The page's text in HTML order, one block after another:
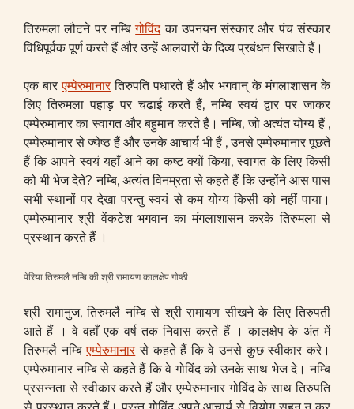
तिरुमला लौटने पर नम्बिगोविंदका उपनयन संस्कार और पंच संस्कार
विधिपूर्वक पूर्ण करते हैं और उन्हें आलवारों के दिव्य प्रबंधन सिखाते हैं।
एक बारएम्पेरुमानारतिरुपति पधारते हैं और भगवान् के मंगलाशासन के
लिए तिरुमला पहाड़ पर चढाई करते हैं, नम्बि स्वयं द्वार पर जाकर
एम्पेरुमानार का स्वागत और बहुमान करते हैं। नम्बि, जो अत्यंत योग्य हैं ,
एम्पेरुमानार से ज्येष्ठ हैं और उनके आचार्य भी हैं , उनसे एम्पेरुमानार पूछते
हैं कि आपने स्वयं यहाँ आने का कष्ट क्यों किया, स्वागत के लिए किसी
को भी भेज देते? नम्बि, अत्यंत विनम्रता से कहते हैं कि उन्होंने आस पास
सभी स्थानों पर देखा परन्तु स्वयं से कम योग्य किसी को नहीं पाया।
एम्पेरुमानार श्री वेंकटेश भगवान का मंगलाशासन करके तिरुमला से
प्रस्थान करते हैं ।
पेरिया तिरुमलै नम्बि की श्री रामायण कालक्षेप गोष्ठी
श्री रामानुज, तिरुमलै नम्बि से श्री रामायण सीखने के लिए तिरुपती
आते हैं । वे वहाँ एक वर्ष तक निवास करते हैं । कालक्षेप के अंत में
तिरुमलै नम्बिएम्पेरुमानारसे कहते हैं कि वे उनसे कुछ स्वीकार करे।
एम्पेरुमानार नम्बि से कहते हैं कि वे गोविंद को उनके साथ भेज दे। नम्बि
प्रसन्नता से स्वीकार करते हैं और एम्पेरुमानार गोविंद के साथ तिरुपति